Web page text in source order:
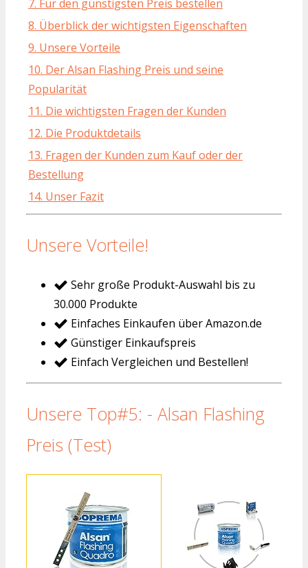
7. Für den günstigsten Preis bestellen
8. Überblick der wichtigsten Eigenschaften
9. Unsere Vorteile
10. Der Alsan Flashing Preis und seine
Popularität
11. Die wichtigsten Fragen der Kunden
12. Die Produktdetails
13. Fragen der Kunden zum Kauf oder der
Bestellung
14. Unser Fazit
Unsere Vorteile!
Sehr große Produkt-Auswahl bis zu
30.000 Produkte
Einfaches Einkaufen über Amazon.de
Günstiger Einkaufspreis
Einfach Vergleichen und Bestellen!
Unsere Top#5: - Alsan Flashing
Preis (Test)